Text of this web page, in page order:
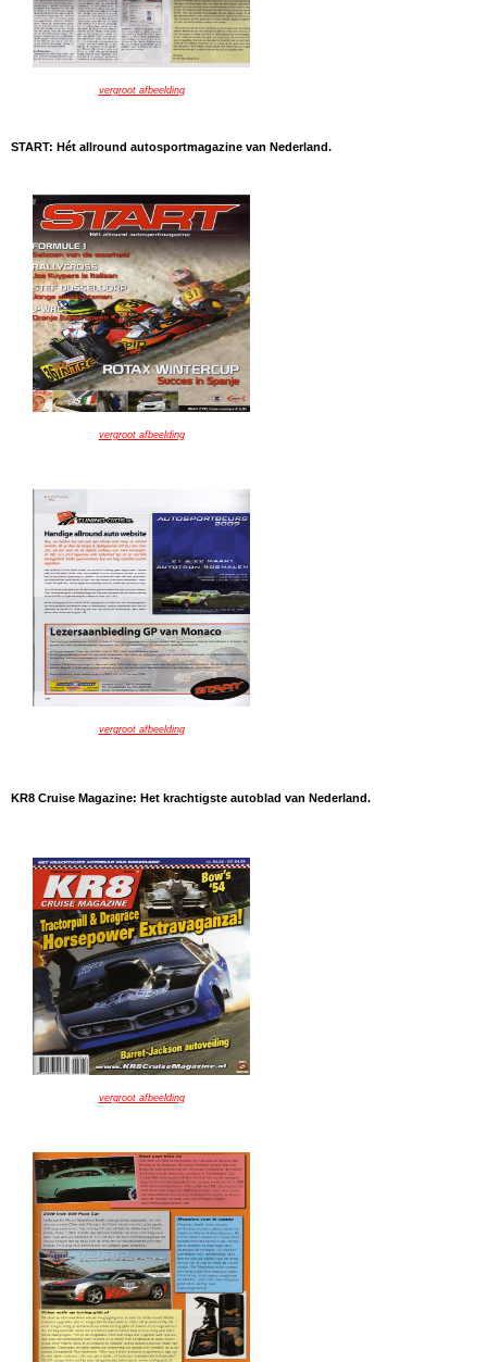
vergroot afbeelding
START: Hét allround autosportmagazine van Nederland.
vergroot afbeelding
vergroot afbeelding
KR8 Cruise Magazine: Het krachtigste autoblad van Nederland.
vergroot afbeelding